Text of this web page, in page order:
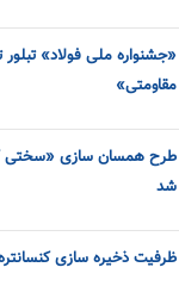
«جشنواره ملی فولاد» تبلور
مقاومتی»
طرح همسان سازی «سختی
شد
ظرفیت ذخیره سازی